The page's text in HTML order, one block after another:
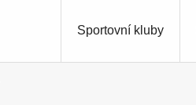
Sportovní kluby